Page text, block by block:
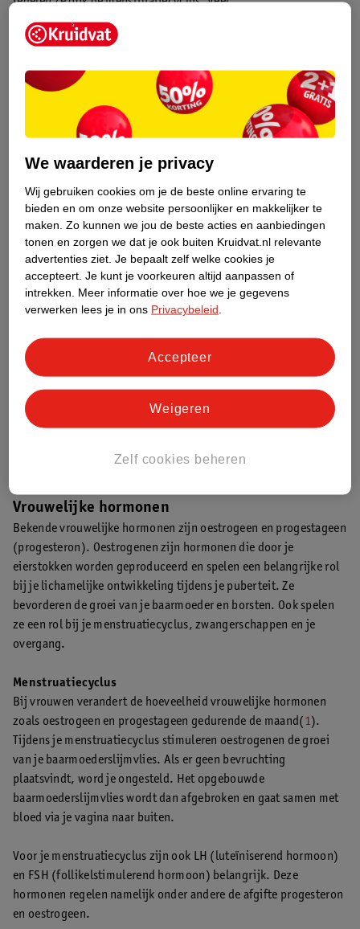
anticonceptiemiddelen werken hierdoor ook op basis van
hormonen. Ook verandert de hormoonhuishouding als een
overgang? Lees dan hier verder overDe overgang, alles wat er
Verschillende soorten hormonen voor mannen
en vrouwen
hoeveelheid en verhoudingen van sommige hormonen zijn
hierdoor ook anders. Oestrogeen staat bijvoorbeeld bekend als
een typisch vrouwelijk hormoon, al hebben mannen ook wel wat
oestrogeen in hun lichaam. Andersom geldt dit voor
testosteron, dit wordt gezien als een typisch mannelijk
hormoon, maar ook vrouwen maken testosteron aan, alleen in
kleinere hoeveelheden.
Mannelijke hormonen
Testosteron is een mannelijk geslachtshormoon dat nodig is voor
verschillende lichaamsfuncties, zoals de aanmaak van sperma en
het bevorderen van mannelijke kenmerken zoals
lichaamsbeharing, een lage stem en spiermassa. Vrouwen
Vrouwelijke hormonen
Bekende vrouwelijke hormonen zijn oestrogeen en progestageen
(progesteron). Oestrogenen zijn hormonen die door je
eierstokken worden geproduceerd en spelen een belangrijke rol
bij je lichamelijke ontwikkeling tijdens je puberteit. Ze
bevorderen de groei van je baarmoeder en borsten. Ook spelen
ze een rol bij je menstruatiecyclus, zwangerschappen en je
overgang.
Menstruatiecyclus
Bij vrouwen verandert de hoeveelheid vrouwelijke hormonen
zoals oestrogeen en progestageen gedurende de maand(1).
Tijdens je menstruatiecyclus stimuleren oestrogenen de groei
van je baarmoederslijmvlies. Als er geen bevruchting
plaatsvindt, word je ongesteld. Het opgebouwde
baarmoederslijmvlies wordt dan afgebroken en gaat samen met
bloed via je vagina naar buiten.
Voor je menstruatiecyclus zijn ook LH (luteïniserend hormoon)
en FSH (follikelstimulerend hormoon) belangrijk. Deze
hormonen regelen namelijk onder andere de afgifte progesteron
en oestrogeen.
We waarderen je privacy
Wij gebruiken cookies om je de beste online ervaring te
bieden en om onze website persoonlijker en makkelijker te
maken. Zo kunnen we jou de beste acties en aanbiedingen
tonen en zorgen we dat je ook buiten Kruidvat.nl relevante
advertenties ziet. Je bepaalt zelf welke cookies je
accepteert. Je kunt je voorkeuren altijd aanpassen of
intrekken.
Meer informatie over hoe we je gegevens
verwerken lees je in ons Privacybeleid
Zelf cookies beheren
Weigeren
Accepteer